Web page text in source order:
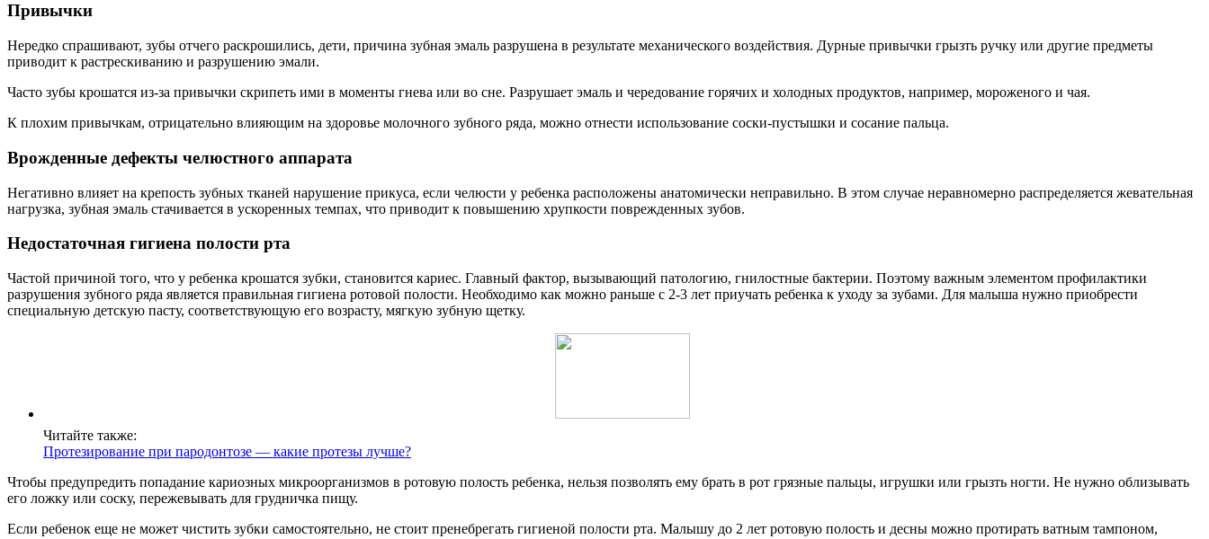
Привычки
Нередко спрашивают, зубы отчего раскрошились, дети, причина зубная эмаль разрушена в результате механического воздействия. Дурные привычки грызть ручку или другие предметы
приводит к растрескиванию и разрушению эмали.
Часто зубы крошатся из-за привычки скрипеть ими в моменты гнева или во сне. Разрушает эмаль и чередование горячих и холодных продуктов, например, мороженого и чая.
К плохим привычкам, отрицательно влияющим на здоровье молочного зубного ряда, можно отнести использование соски-пустышки и сосание пальца.
Врожденные дефекты челюстного аппарата
Негативно влияет на крепость зубных тканей нарушение прикуса, если челюсти у ребенка расположены анатомически неправильно. В этом случае неравномерно распределяется жевательная
нагрузка, зубная эмаль стачивается в ускоренных темпах, что приводит к повышению хрупкости поврежденных зубов.
Недостаточная гигиена полости рта
Частой причиной того, что у ребенка крошатся зубки, становится кариес. Главный фактор, вызывающий патологию, гнилостные бактерии. Поэтому важным элементом профилактики
разрушения зубного ряда является правильная гигиена ротовой полости. Необходимо как можно раньше с 2-3 лет приучать ребенка к уходу за зубами. Для малыша нужно приобрести
специальную детскую пасту, соответствующую его возрасту, мягкую зубную щетку.
Читайте также:
Протезирование при пародонтозе — какие протезы лучше?
Чтобы предупредить попадание кариозных микроорганизмов в ротовую полость ребенка, нельзя позволять ему брать в рот грязные пальцы, игрушки или грызть ногти. Не нужно облизывать
его ложку или соску, пережевывать для грудничка пищу.
Если ребенок еще не может чистить зубки самостоятельно, не стоит пренебрегать гигиеной полости рта. Малышу до 2 лет ротовую полость и десны можно протирать ватным тампоном,